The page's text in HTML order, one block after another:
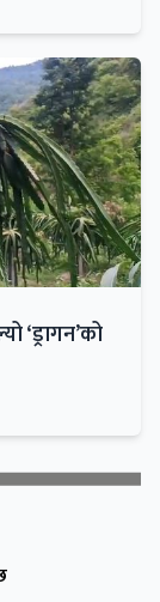
‘ड्रागन’को